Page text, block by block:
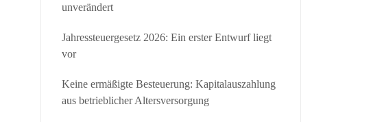
unverändert
Jahressteuergesetz 2026: Ein erster Entwurf liegt
vor
Keine ermäßigte Besteuerung: Kapitalauszahlung
aus betrieblicher Altersversorgung